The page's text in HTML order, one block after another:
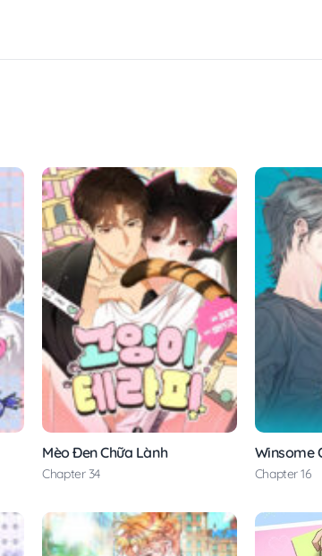
Mèo Đen Chữa Lành
Chapter 34
Winsome
Chapter 16